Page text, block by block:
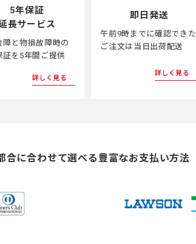
5年保証
長サービス
障と物損故障時の
証を5年間ご提供
詳しく見る
即日発送
午前9時までに確認できた
ご注文は当日出荷配送
詳しく見る
合に合わせて選べる 豊富なお支払い方法